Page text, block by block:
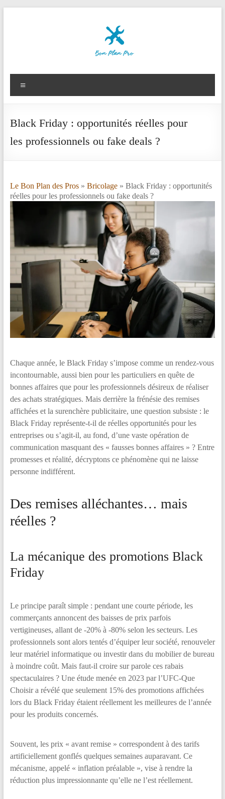
Le
Bon
Plan
des
Pros
Black Friday : opportunités réelles pour
les professionnels ou fake deals ?
Le Bon Plan des Pros» Bricolage» Black Friday : opportunités
réelles pour les professionnels ou fake deals ?
Chaque année, le Black Friday s’impose comme un rendez-vous
incontournable, aussi bien pour les particuliers en quête de
bonnes affaires que pour les professionnels désireux de réaliser
des achats stratégiques. Mais derrière la frénésie des remises
affichées et la surenchère publicitaire, une question subsiste : le
Black Friday représente-t-il de réelles opportunités pour les
entreprises ou s’agit-il, au fond, d’une vaste opération de
communication masquant des « fausses bonnes affaires » ? Entre
promesses et réalité, décryptons ce phénomène qui ne laisse
personne indifférent.
Des remises alléchantes… mais
réelles ?
La mécanique des promotions Black
Friday
Le principe paraît simple : pendant une courte période, les
commerçants annoncent des baisses de prix parfois
vertigineuses, allant de -20% à -80% selon les secteurs. Les
professionnels sont alors tentés d’équiper leur société, renouveler
leur matériel informatique ou investir dans du mobilier de bureau
à moindre coût. Mais faut-il croire sur parole ces rabais
spectaculaires ? Une étude menée en 2023 par l’UFC-Que
Choisir a révélé que seulement 15% des promotions affichées
lors du Black Friday étaient réellement les meilleures de l’année
pour les produits concernés.
Souvent, les prix « avant remise » correspondent à des tarifs
artificiellement gonflés quelques semaines auparavant. Ce
mécanisme, appelé « inflation préalable », vise à rendre la
réduction plus impressionnante qu’elle ne l’est réellement.